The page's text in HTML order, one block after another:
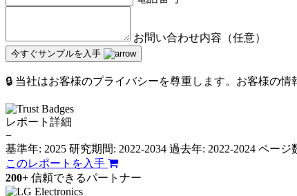
お問い合わせ内容（任意）
今すぐサンプルを入手
🔒 当社はお客様のプライバシーを尊重します。お客様の
レポート詳細
−
基準年: 2025 研究期間: 2022-2034 過去年: 2022-2024 ページ
このレポートを入手
200+ 信頼できるパートナー